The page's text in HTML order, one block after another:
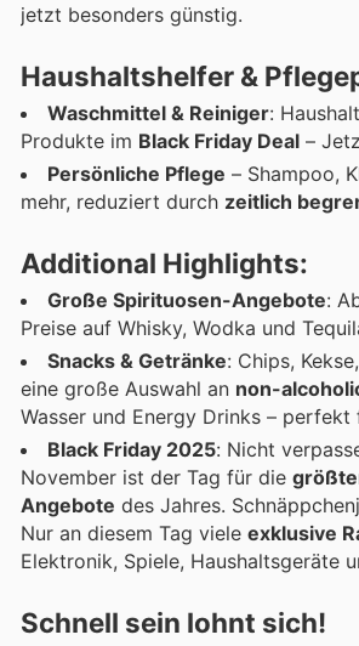
jetzt besonders günstig.
Haushaltshelfer &
Waschmittel & Reiniger:
Produkte im Black Friday Deal –
Persönliche Pflege – Shampoo,
mehr, reduziert durch zeitlich
Additional Highlights:
Große Spirituosen-Angebote:
Preise auf Whisky, Wodka und
Snacks & Getränke: Chips,
eine große Auswahl an non-
Wasser und Energy Drinks – perfekt
Black Friday 2025: Nicht
November ist der Tag für die
Angebote des Jahres.
Nur an diesem Tag viele exklusive
Elektronik, Spiele, Haushaltsgeräte
Schnell sein lohnt sich!